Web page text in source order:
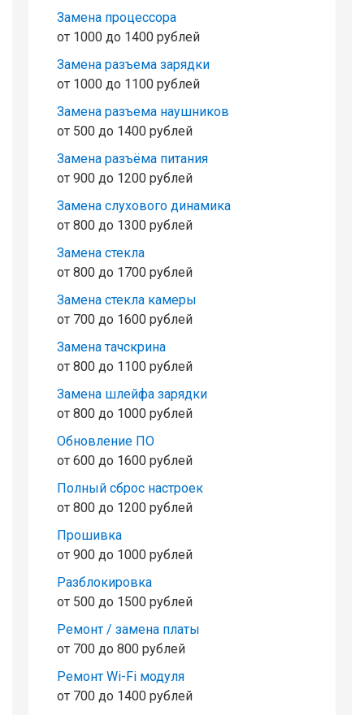
Замена процессора
от 1000 до 1400 рублей
Замена разъема зарядки
от 1000 до 1100 рублей
Замена разъема наушников
от 500 до 1400 рублей
Замена разъёма питания
от 900 до 1200 рублей
Замена слухового динамика
от 800 до 1300 рублей
Замена стекла
от 800 до 1700 рублей
Замена стекла камеры
от 700 до 1600 рублей
Замена тачскрина
от 800 до 1100 рублей
Замена шлейфа зарядки
от 800 до 1000 рублей
Обновление ПО
от 600 до 1600 рублей
Полный сброс настроек
от 800 до 1200 рублей
Прошивка
от 900 до 1000 рублей
Разблокировка
от 500 до 1500 рублей
Ремонт / замена платы
от 700 до 800 рублей
Ремонт Wi-Fi модуля
от 700 до 1400 рублей